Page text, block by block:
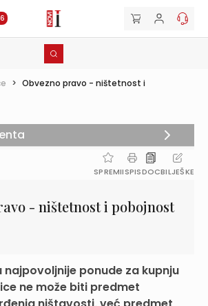
> Obvezno pravo - ništetnost i
SPREMIISPISDOCBILJEŠKE
- ništetnost i pobojnost
najpovoljnije ponude za kupnju
ne može biti predmet